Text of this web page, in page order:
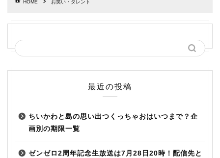
HOME お笑い・タレント
最近の投稿
ちいかわと島の思い出つくっちゃおはいつまで？企
画別の期限一覧
ゼンゼロ2周年記念生放送は7月28日20時！配信先と